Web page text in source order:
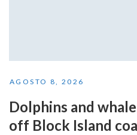
AGOSTO 8, 2026
Dolphins and
off Block Island